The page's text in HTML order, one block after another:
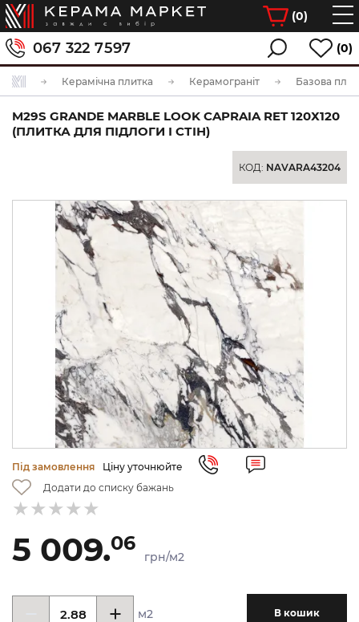
(0)
067 322 7597 (0)
Керамічна плитка Керамограніт Базова
M29S GRANDE MARBLE LOOK CAPRAIA RET 120Х120
(ПЛИТКА ДЛЯ ПІДЛОГИ І СТІН)
КОД: NAVARA43204
Під замовлення
Ціну уточнюйте
Додати до списку бажань
5 009.06
грн/м2
м2 В кошик